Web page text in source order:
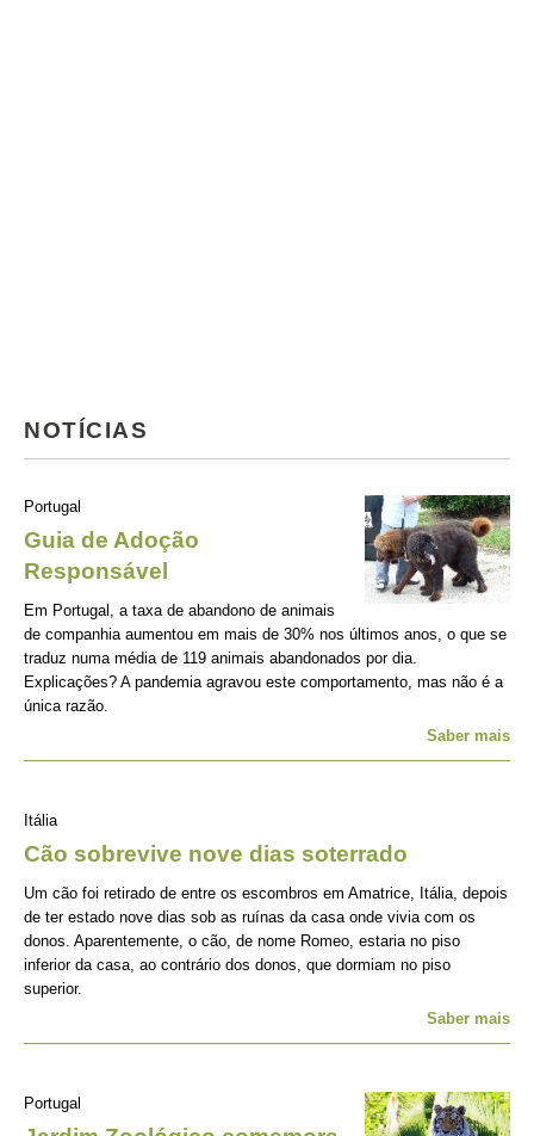
NOTÍCIAS
Portugal
Guia de Adoção
Responsável
Em Portugal, a taxa de abandono de animais
de companhia aumentou em mais de 30% nos últimos anos, o que se
traduz numa média de 119 animais abandonados por dia.
Explicações? A pandemia agravou este comportamento, mas não é a
única razão.
Saber mais
Itália
Cão sobrevive nove dias soterrado
Um cão foi retirado de entre os escombros em Amatrice, Itália, depois
de ter estado nove dias sob as ruínas da casa onde vivia com os
donos. Aparentemente, o cão, de nome Romeo, estaria no piso
inferior da casa, ao contrário dos donos, que dormiam no piso
superior.
Saber mais
Portugal